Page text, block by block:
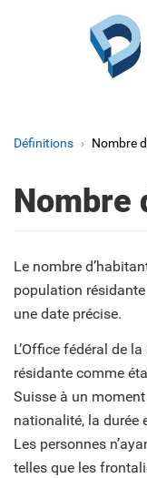
Aller au contenu
Définitions Nombre
Nombre
Le nombre
population
une date précise.
L’Office fédéral de
résidante comme
Suisse à un
nationalité, la durée
Les personnes
telles que les